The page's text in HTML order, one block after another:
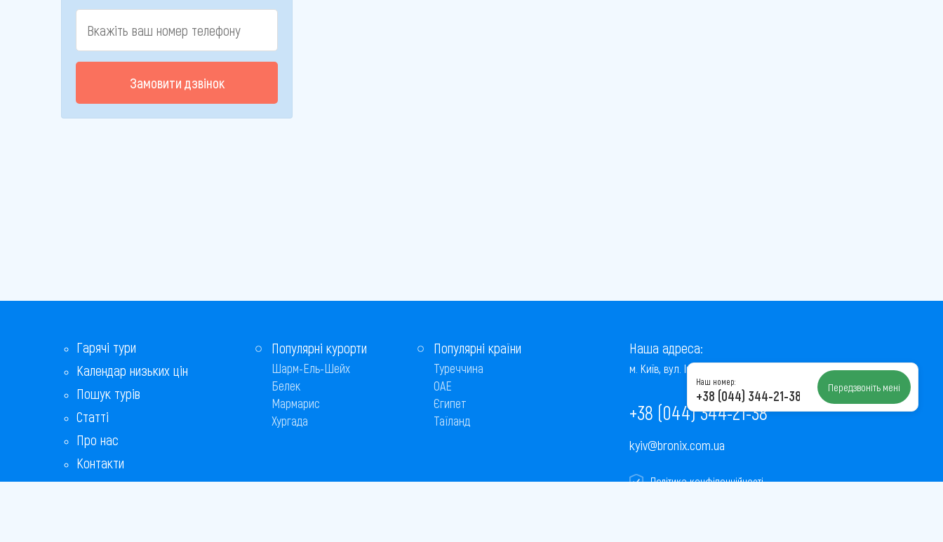
Замовити дзвінок
Гарячі тури
Календар низьких цін
Пошук турів
Статті
Про нас
Контакти
Бонусна програма
Популярні курорти
Шарм-Ель-Шейх
Белек
Мармарис
Хургада
Популярні країни
Туреччина
ОАЕ
Єгипет
Таїланд
Наша адреса:
м. Київ, вул. Інститутська, 22/7, оф. 41
+38 (044) 344-21-38
kyiv@bronix.com.ua
Політика конфіденційності
Наш номер:
+38 (044) 344-21-38 Передзвоніть мені